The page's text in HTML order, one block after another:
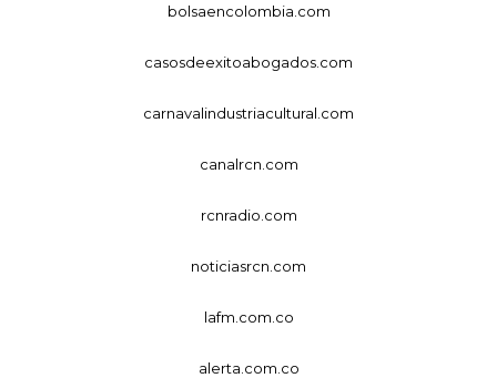
bolsaencolombia.com
casosdeexitoabogados.com
carnavalindustriacultural.com
canalrcn.com
rcnradio.com
noticiasrcn.com
lafm.com.co
alerta.com.co